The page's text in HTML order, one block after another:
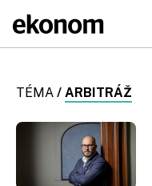
TÉMA / ARBITRÁŽ